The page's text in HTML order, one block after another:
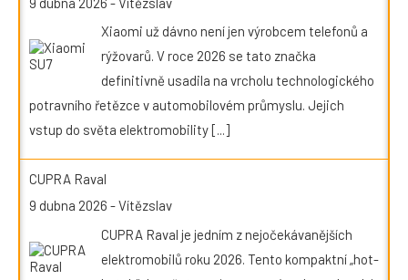
Xiaomi už dávno není jen výrobcem telefonů a
rýžovarů. V roce 2026 se tato značka
definitivně usadila na vrcholu technologického
potravního řetězce v automobilovém průmyslu. Jejich
vstup do světa elektromobility[...]
CUPRA Raval
9 dubna 2026 -Vítězslav
CUPRA Raval je jedním z nejočekávanějších
elektromobilů roku 2026. Tento kompaktní „hot-